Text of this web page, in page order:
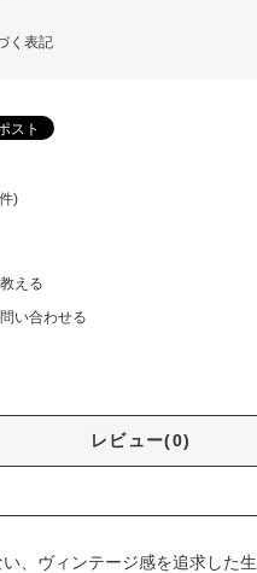
く表記
)
える
い合わせる
レビュー(0)
、ヴィンテージ感を追求した生